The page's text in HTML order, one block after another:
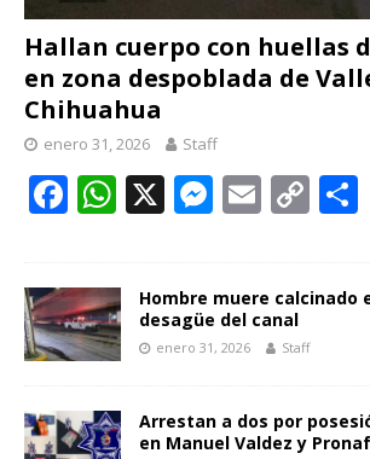
Hallan cuerpo con huellas
en zona despoblada de
Chihuahua
enero 31, 2026 Staff
F
b
o
k
W
s
A
p
X M
e
n
er
E
l
C
y
Li
k
Hombre muere calcinado
desagüe del canal
enero 31, 2026 Staff
Arrestan a dos por
en Manuel Valdez y Pronaf